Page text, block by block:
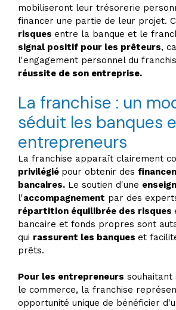
mobiliseront leur trésorerie
financer une partie de leur projet.
risques entre la banque et le
signal positif pour les prêteurs,
l'engagement personnel du
réussite de son entreprise.
La franchise : un
séduit les banques
entrepreneurs
La franchise apparaît clairement
privilégié pour obtenir des
bancaires. Le soutien d'une
l'accompagnement par des
répartition équilibrée des risques
bancaire et fonds propres sont
qui rassurent les banques et
prêts.
Pour les entrepreneurs souhaitant
le commerce, la franchise
opportunité unique de bénéficier